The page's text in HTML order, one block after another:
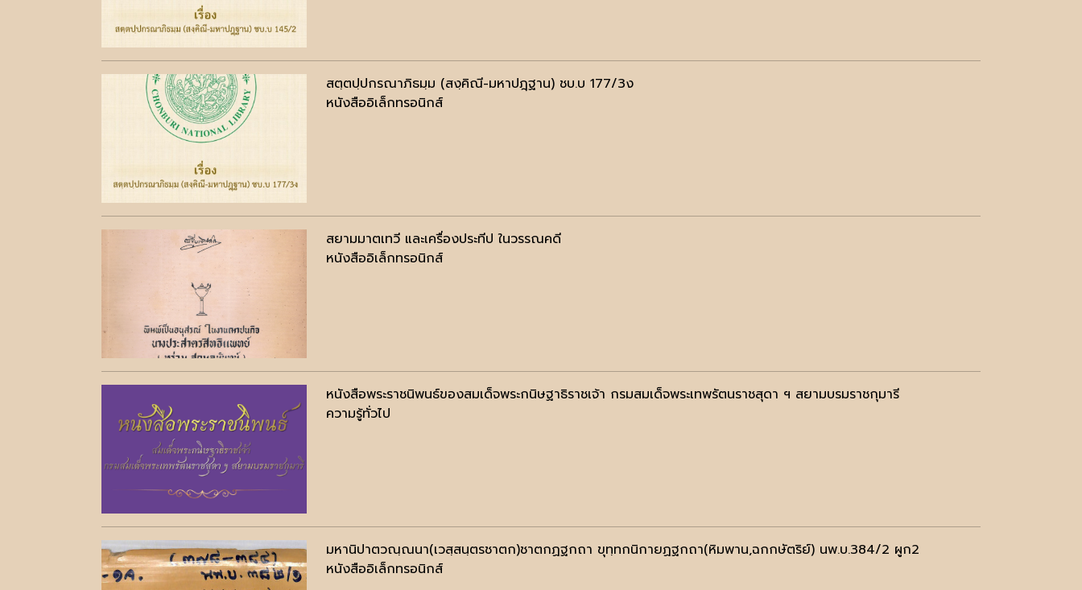
สตฺตปฺปกรณาภิธมฺม (สงฺคิณี-มหาปฎฺฐาน) ชบ.บ 177/3ง
หนังสืออิเล็กทรอนิกส์
สยามมาตเทวี และเครื่องประทีป ในวรรณคดี
หนังสืออิเล็กทรอนิกส์
หนังสือพระราชนิพนธ์ของสมเด็จพระกนิษฐาธิราชเจ้า กรมสมเด็จพระเทพรัตนราชสุดา ฯ สยามบรมราชกุมารี
ความรู้ทั่วไป
มหานิปาตวณฺณนา(เวสฺสนฺตรชาตก)ชาตกฏฐกถา ขุทฺทกนิกายฏฐกถา(หิมพาน,ฉกกษัตริย์) นพ.บ.384/2 ผูก2
หนังสืออิเล็กทรอนิกส์